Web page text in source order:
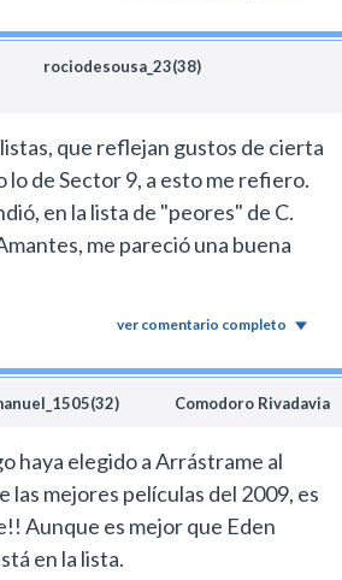
rociodesousa_23(38)
que reflejan gustos de cierta
lo de Sector 9, a esto me refiero.
en la lista de "peores" de C.
me pareció una buena
ver comentario completo
Comodoro Rivadavia
haya elegido a Arrástrame al
las mejores películas del 2009, es
Aunque es mejor que Eden
en la lista.